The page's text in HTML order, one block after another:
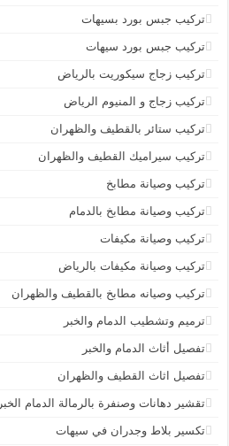
تركيب جبس بورد بسيهات
تركيب جبس بورد سيهات
تركيب زجاج سيكوريت بالرياض
تركيب زجاج و المنيوم الرياض
تركيب ستائر بالقطيف والظهران
تركيب سيراميك القطيف والظهران
تركيب وصيانة مطابخ
تركيب وصيانة مطابخ بالدمام
تركيب وصيانة مكيفات
تركيب وصيانة مكيفات بالرياض
تركيب وصيانه مطابخ بالقطيف والظهران
ترميم وتشطيب الدمام والخبر
تفصيل أثاث الدمام والخبر
تفصيل اثاث القطيف والظهران
تقشير دهانات وصنفرة بالرمالة الدمام الخبر
تكسير بلاط وجدران في سيهات